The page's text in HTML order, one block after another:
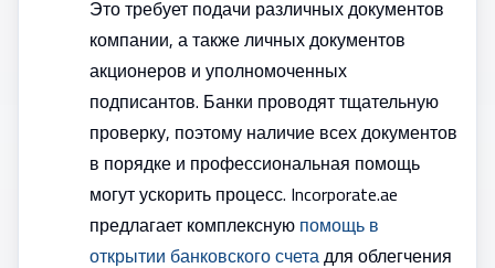
Это требует подачи различных документов
компании, а также личных документов
акционеров и уполномоченных
подписантов. Банки проводят тщательную
проверку, поэтому наличие всех документов
в порядке и профессиональная помощь
могут ускорить процесс. Incorporate.ae
предлагает комплекснуюпомощь в
открытии банковского счетадля облегчения